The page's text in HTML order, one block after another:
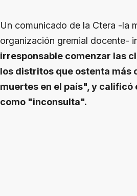
Un comunicado de la Ctera -la
organización gremial docente-
irresponsable comenzar las
los distritos que ostenta más
muertes en el país", y calificó
como "inconsulta".